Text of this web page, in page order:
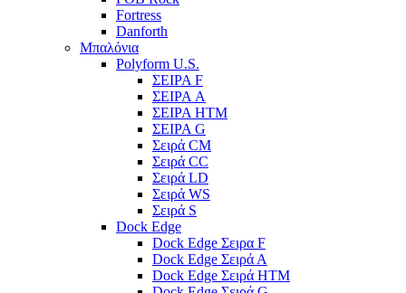
Fortress
Danforth
Μπαλόνια
Polyform U.S.
ΣΕΙΡΑ F
ΣΕΙΡΑ A
ΣΕΙΡΑ HTM
ΣΕΙΡΑ G
Σειρά CM
Σειρά CC
Σειρά LD
Σειρά WS
Σειρά S
Dock Edge
Dock Edge Σειρα F
Dock Edge Σειρά Α
Dock Edge Σειρά HTM